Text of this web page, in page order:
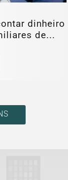
dinheiro
de...